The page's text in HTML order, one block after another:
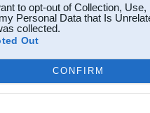
to opt-out of Collection,
Personal Data that Is
collected.
Out
CONFIRM